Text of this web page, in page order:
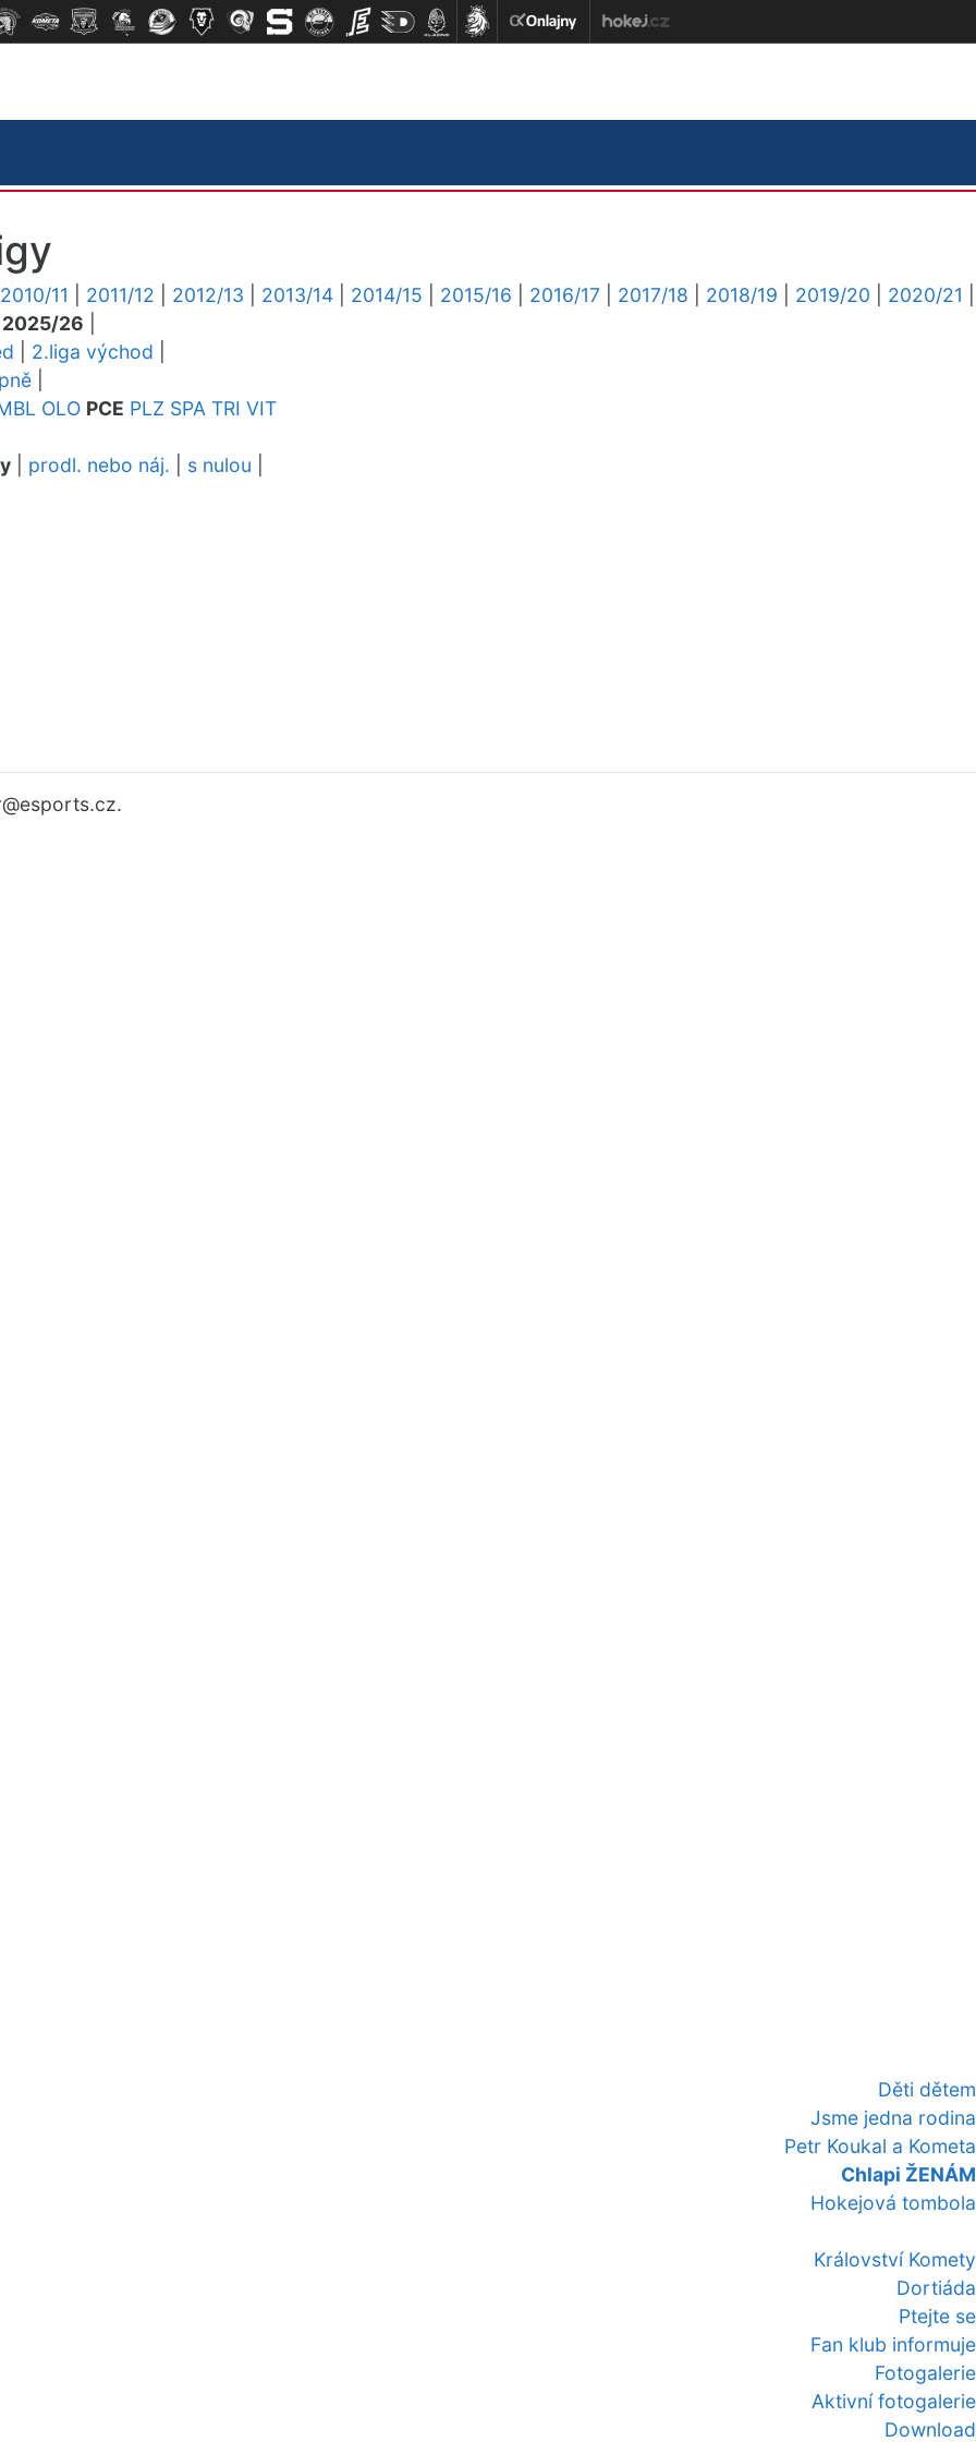
Děti dětem
Jsme jedna rodina
Petr Koukal a Kometa
Chlapi ŽENÁM
Hokejová tombola
Království Komety
Dortiáda
Ptejte se
Fan klub informuje
Fotogalerie
Aktivní fotogalerie
Download
2010/11 2011/12 2012/13 2013/14 2014/15 2015/16 2016/17 2017/18 2018/19 2019/20 2020/21
2025/26
2.liga východ
OLO PCE PLZ SPA TRI VIT
prodl. nebo náj. s nulou
@esports.cz.